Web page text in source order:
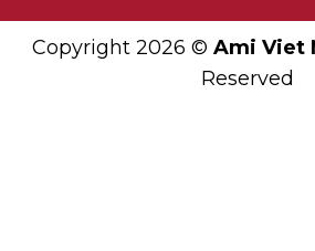
Copyright 2026 © Ami Viet
Reserved